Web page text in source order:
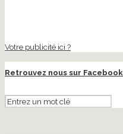
Votre publicité ici ?
Retrouvez nous sur Facebook